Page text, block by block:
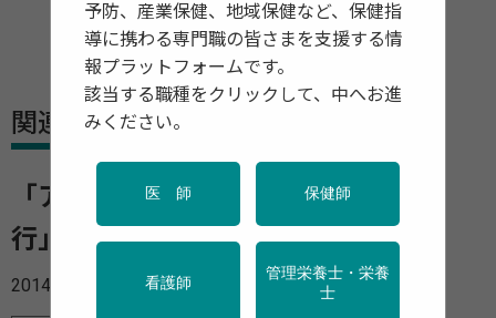
関連資料・リリース
「アルコール健康障害対策基本法 施
行」
2014年06月01日
予防、産業保健、地域保健など、保健指
導に携わる専門職の皆さまを支援する情
報プラットフォームです。
該当する職種をクリックして、中へお進
みください。
医 師 保健師
看護師
管理栄養士・栄養
士